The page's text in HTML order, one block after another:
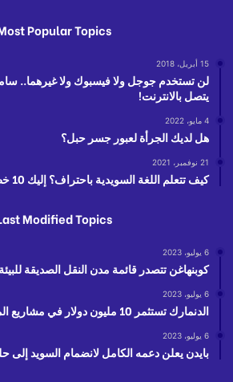
Popular Topics
15 أبريل، 2018
لن تستخدم جوجل ولا فيسبوك ولا غيرهما..
يتصل بالانترنت!
4 مايو، 2022
هل لديك الجرأة لعبور جسر حبل؟
21 نوفمبر، 2021
كيف تتعلم اللغة السويدية باحتراف؟ إليك 10 خطوات
Modified Topics
6 يوليو، 2023
كوبنهاغن تتصدر قائمة مدن النقل الصديقة
6 يوليو، 2023
الدنمارك تستثمر 10 مليون دولار في مشاريع المياه والطاقة في إثيوبيا
6 يوليو، 2023
بايدن يعلن دعمه الكامل لانضمام السويد